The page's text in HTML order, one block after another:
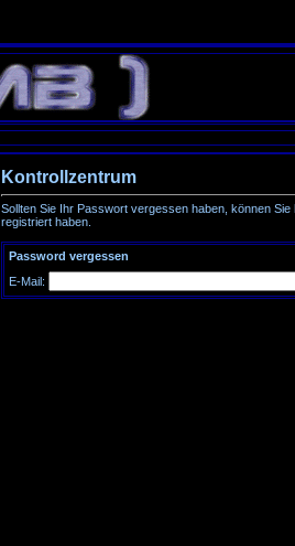
Kontrollzentrum
Sollten Sie Ihr Passwort vergessen haben, können
registriert haben.
Password vergessen
E-Mail: